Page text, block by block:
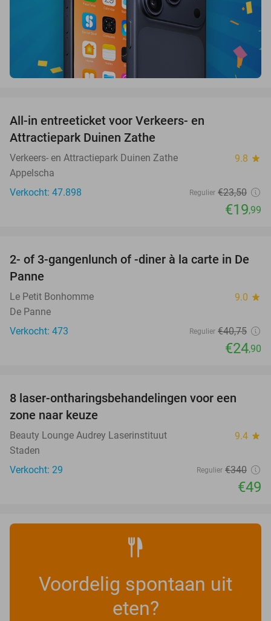
All-in entreeticket voor Verkeers- en
Attractiepark Duinen Zathe
Verkeers- en Attractiepark Duinen Zathe 9.8 star
Appelscha
Verkocht: 47.898
Regulier €23,50
€19,99
39%
2- of 3-gangenlunch of -diner à la carte in De
Panne
Le Petit Bonhomme 9.0 star
De Panne
Verkocht: 473
Regulier €40,75
€24,90
86%
8 laser-ontharingsbehandelingen voor een
zone naar keuze
Beauty Lounge Audrey Laserinstituut 9.4 star
Staden
Verkocht: 29
Regulier €340
€49
Voordelig spontaan uit
eten?